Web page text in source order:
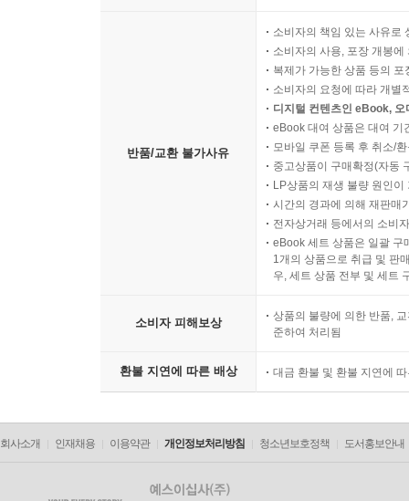
반품/교환 불가사유
소비자의 책임 있는 사유로
소비자의 사용, 포장 개봉
복제가 가능한 상품 등의
소비자의 요청에 따라 개별
디지털 컨텐츠인 eBook,
eBook 대여 상품은 대여 기
모바일 쿠폰 등록 후 취소/
중고상품이 구매확정(자동
LP상품의 재생 불량 원인
시간의 경과에 의해 재판매
전자상거래 등에서의 소비
eBook 세트 상품은 일괄 구
1개의 상품으로 취급 및 판
우, 세트 상품 전부 및 세트
소비자 피해보상
상품의 불량에 의한 반품,
준하여 처리됨
환불 지연에 따른 배상 대금 환불 및 환불 지연에
회사소개 인재채용 이용약관 개인정보처리방침 청소년보호정책 도서홍보안내